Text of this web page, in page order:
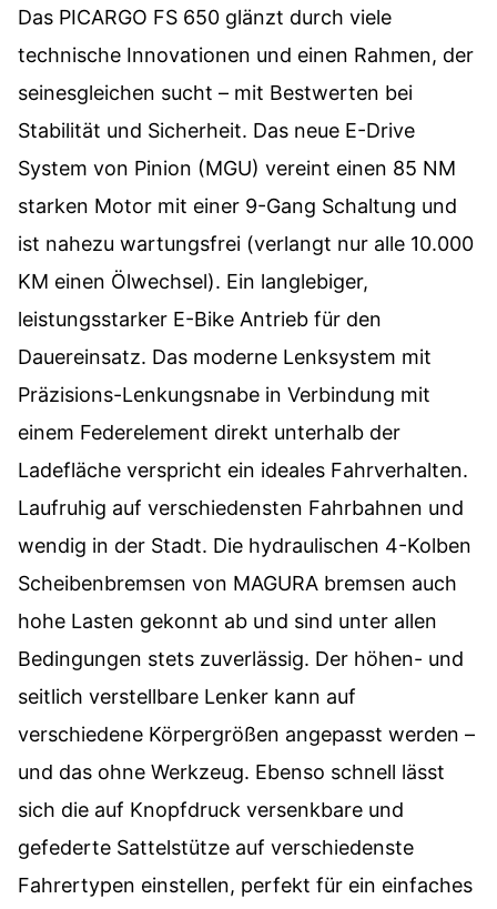
Das PICARGO FS 650 glänzt durch viele
technische Innovationen und einen Rahmen, der
seinesgleichen sucht – mit Bestwerten bei
Stabilität und Sicherheit. Das neue E-Drive
System von Pinion (MGU) vereint einen 85 NM
starken Motor mit einer 9-Gang Schaltung und
ist nahezu wartungsfrei (verlangt nur alle 10.000
KM einen Ölwechsel). Ein langlebiger,
leistungsstarker E-Bike Antrieb für den
Dauereinsatz. Das moderne Lenksystem mit
Präzisions-Lenkungsnabe in Verbindung mit
einem Federelement direkt unterhalb der
Ladefläche verspricht ein ideales Fahrverhalten.
Laufruhig auf verschiedensten Fahrbahnen und
wendig in der Stadt. Die hydraulischen 4-Kolben
Scheibenbremsen von MAGURA bremsen auch
hohe Lasten gekonnt ab und sind unter allen
Bedingungen stets zuverlässig. Der höhen- und
seitlich verstellbare Lenker kann auf
verschiedene Körpergrößen angepasst werden –
und das ohne Werkzeug. Ebenso schnell lässt
sich die auf Knopfdruck versenkbare und
gefederte Sattelstütze auf verschiedenste
Fahrertypen einstellen, perfekt für ein einfaches